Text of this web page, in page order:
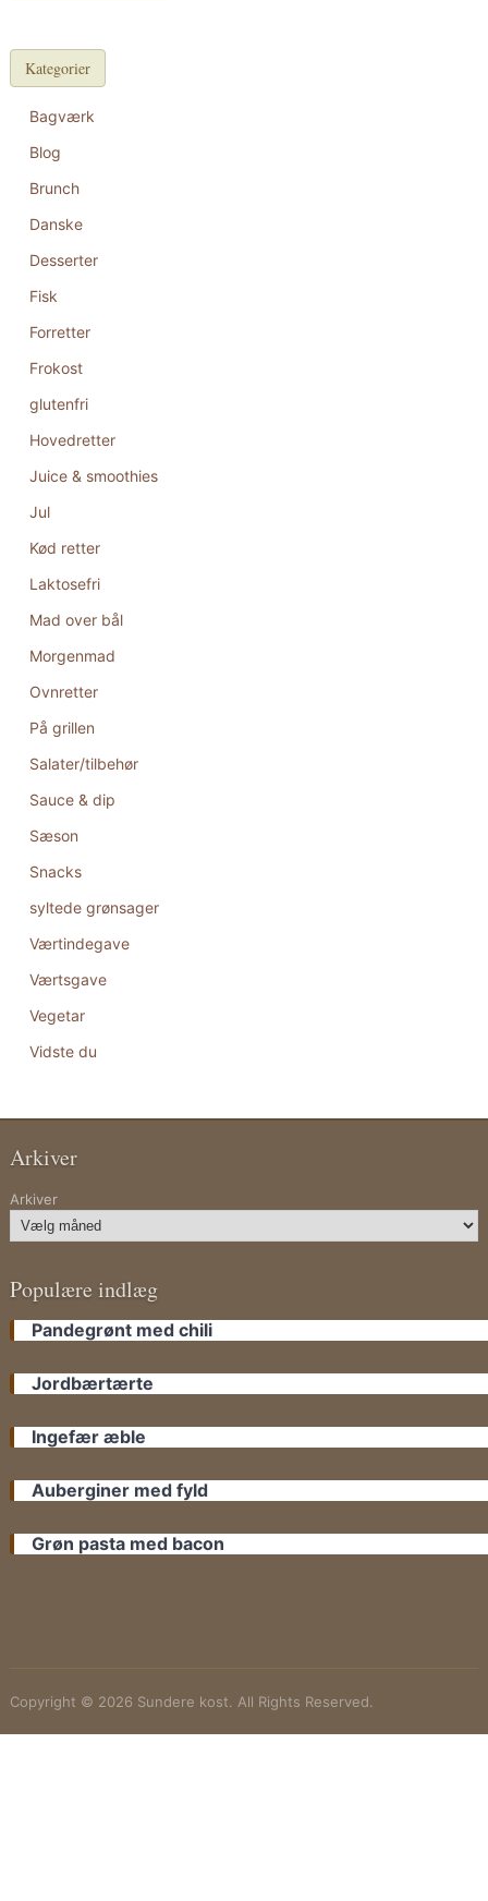
Kategorier
Bagværk
Blog
Brunch
Danske
Desserter
Fisk
Forretter
Frokost
glutenfri
Hovedretter
Juice & smoothies
Jul
Kød retter
Laktosefri
Mad over bål
Morgenmad
Ovnretter
På grillen
Salater/tilbehør
Sauce & dip
Sæson
Snacks
syltede grønsager
Værtindegave
Værtsgave
Vegetar
Vidste du
Arkiver
Arkiver
Populære indlæg
Pandegrønt med chili
Jordbærtærte
Ingefær æble
Auberginer med fyld
Grøn pasta med bacon
Copyright © 2026 Sundere kost. All Rights Reserved.